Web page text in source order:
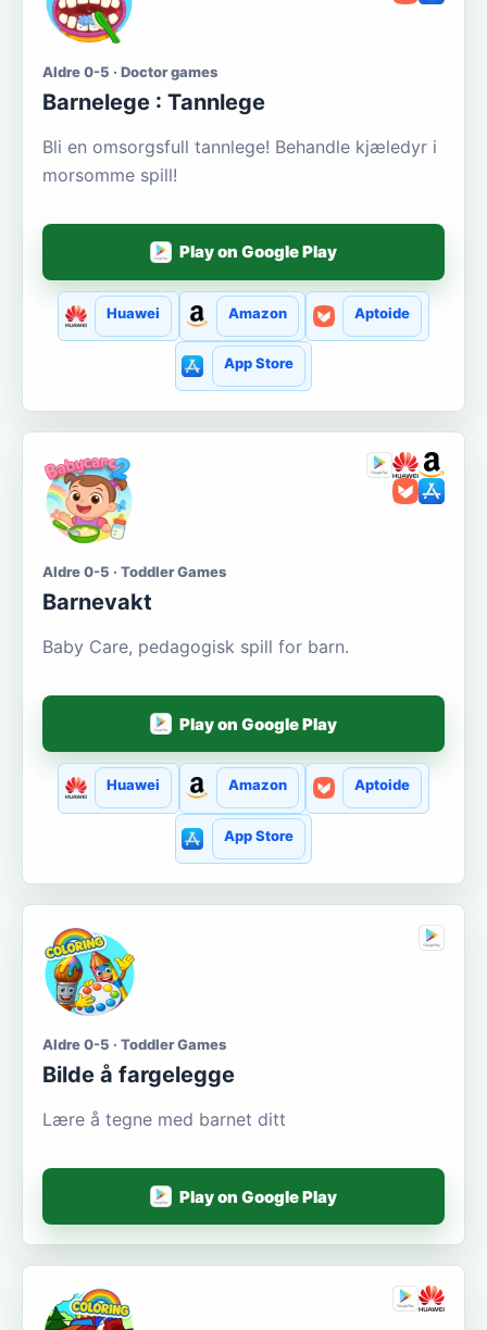
Aldre 0-5 · Doctor games
Barnelege : Tannlege
Bli en omsorgsfull tannlege! Behandle kjæledyr i
morsomme spill!
Play on Google Play
Huawei Amazon Aptoide
App Store
Aldre 0-5 · Toddler Games
Barnevakt
Baby Care, pedagogisk spill for barn.
Play on Google Play
Huawei Amazon Aptoide
App Store
Aldre 0-5 · Toddler Games
Bilde å fargelegge
Lære å tegne med barnet ditt
Play on Google Play